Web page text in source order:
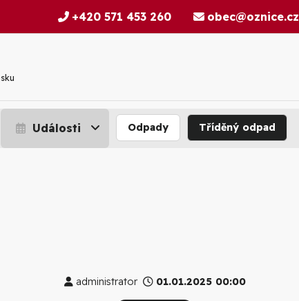
+420 571 453 260 obec@oznice.cz
Události Odpady Tříděný odpad
administrator 01.01.2025 00:00